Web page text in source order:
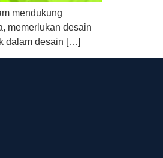
mendukung
memerlukan desain
dalam desain […]